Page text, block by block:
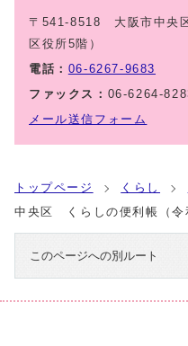
〒541-8518 大阪市中央
区役所5階）
電話： 06-6267-9683
ファックス： 06-6264-
メール送信フォーム
トップページ くらし
中央区 くらしの便利帳（令
このページへの別ルート